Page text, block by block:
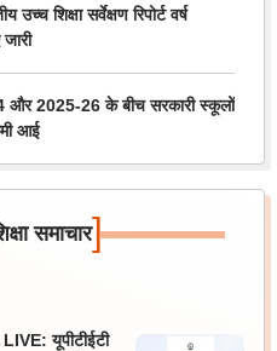
शिक्षा सर्वेक्षण रिपोर्ट वर्ष
2025-26 के बीच सरकारी स्कूलों
आई
समाचार]
यूपीटीईटी